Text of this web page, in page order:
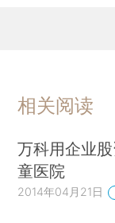
相关阅读
万科用企业
童医院
2014年04月21日